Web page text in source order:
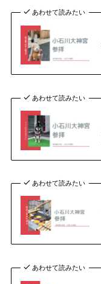
あわせて読みたい
あわせて読みたい
あわせて読みたい
あわせて読みたい